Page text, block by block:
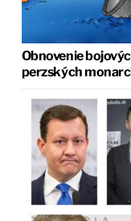
Obnovenie
perzských